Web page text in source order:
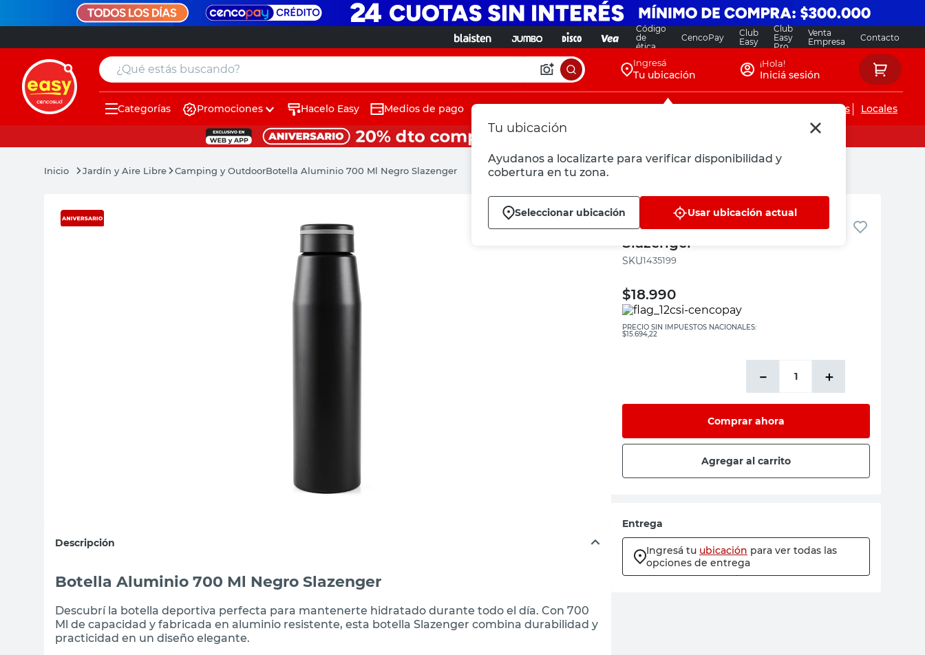
Código
de
ética
CencoPay
Club
Easy
Club
Easy
Pro
Venta
Empresa
Contacto
¿Qué estás buscando? Ingresá
Tu ubicación
Tu ubicación
Ayudanos a localizarte para verificar disponibilidad y
cobertura en tu zona.
Seleccionar ubicación Usar ubicación actual
¡Hola!
Iniciá sesión
Categorías Promociones Hacelo Easy Medios de pago Servicios de instalaciones Locales
Jardín y Aire Libre Camping y OutdoorBotella Aluminio 700 Ml Negro Slazenger
Descripción
Botella Aluminio 700 Ml Negro Slazenger
Descubrí la botella deportiva perfecta para mantenerte hidratado durante todo el día. Con 700
Ml de capacidad y fabricada en aluminio resistente, esta botella Slazenger combina durabilidad y
practicidad en un diseño elegante.
Slazenger
Botella Aluminio 700 Ml Negro
Slazenger
:1435199
$18.990
PRECIO SIN IMPUESTOS NACIONALES:
$15.694,22
＋
－
Comprar ahora
Agregar al carrito
Entrega
Ingresá tu ubicación para ver todas las
opciones de entrega
muebles